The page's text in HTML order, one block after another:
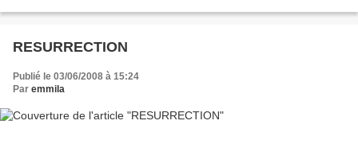
RESURRECTION
Publié le 03/06/2008 à 15:24
Par emmila